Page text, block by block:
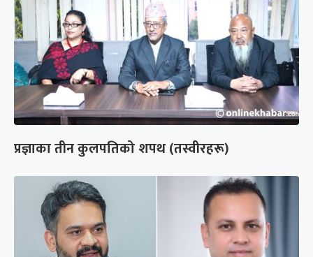
प्रज्ञाका तीन कुलपतिको शपथ (तस्वीरहरू)